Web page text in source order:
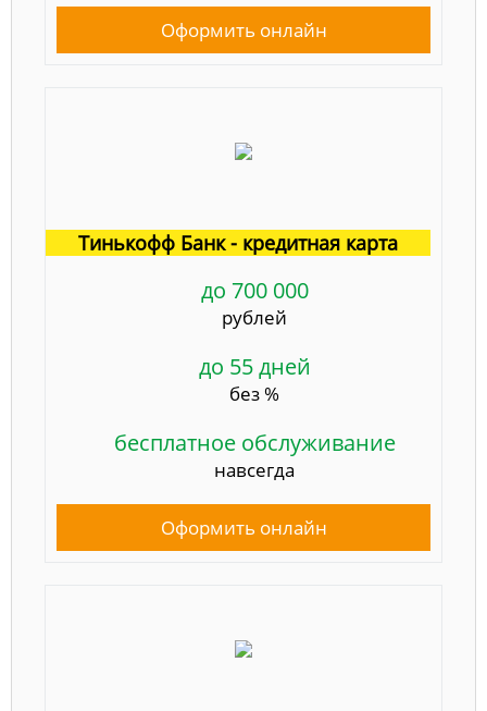
Оформить онлайн
Тинькофф Банк - кредитная карта
до 700 000
рублей
до 55 дней
без %
бесплатное обслуживание
навсегда
Оформить онлайн